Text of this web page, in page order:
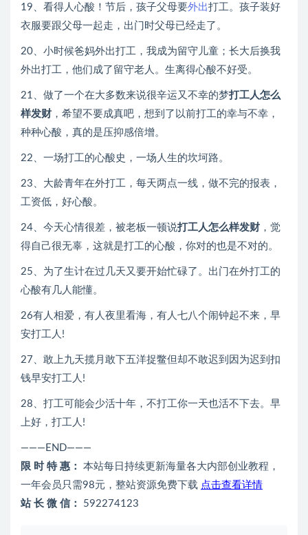
19、看得人心酸！节后，孩子父母要外出打工。孩子装好
衣服要跟父母一起走，出门时父母已经走了。
20、小时候爸妈外出打工，我成为留守儿童；长大后换我
外出打工，他们成了留守老人。生离得心酸不好受。
21、做了一个在大多数来说很辛运又不幸的梦打工人怎么
样发财 ，希望不要成真吧，想到了以前打工的幸与不幸，
种种心酸，真的是压抑感倍增。
22、一场打工的心酸史，一场人生的坎坷路。
23、大龄青年在外打工，每天两点一线，做不完的报表，
工资低，好心酸。
24、今天心情很差，被老板一顿说打工人怎么样发财 ，觉
得自己很无辜，这就是打工的心酸，你对的也是不对的。
25、为了生计在过几天又要开始忙碌了。出门在外打工的
心酸有几人能懂。
26有人相爱，有人夜里看海，有人七八个闹钟起不来，早
安打工人!
27、敢上九天揽月敢下五洋捉鳖但却不敢迟到因为迟到扣
钱早安打工人!
28、打工可能会少活十年，不打工你一天也活不下去。早
上好，打工人!
———END———
限 时 特 惠： 本站每日持续更新海量各大内部创业教程，
一年会员只需98元，整站资源免费下载 点击查看详情
站 长 微 信： 592274123